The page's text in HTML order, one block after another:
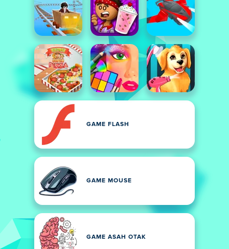
GAME FLASH
GAME MOUSE
GAME ASAH OTAK